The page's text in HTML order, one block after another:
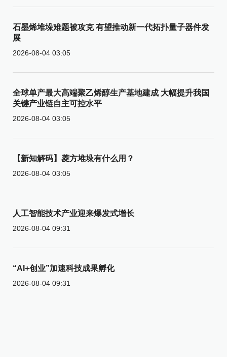
石墨烯堆垛难题被攻克 有望推动新一代拓扑量子器件发
展
2026-08-04 03:05
全球单产最大高端聚乙烯醇生产基地建成 大幅提升我国
关键产业链自主可控水平
2026-08-04 03:05
【新知解码】菱方堆垛有什么用？
2026-08-04 03:05
人工智能技术产业迎来爆发式增长
2026-08-04 09:31
“AI+创业”加速科技成果孵化
2026-08-04 09:31